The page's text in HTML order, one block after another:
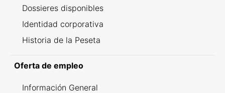
Dossieres disponibles
Identidad corporativa
Historia de la Peseta
Oferta de empleo
Información General